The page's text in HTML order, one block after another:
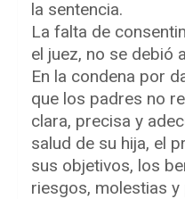
la sentencia.
La falta de
el juez, no se debió
En la condena por
que los padres no
clara, precisa y
salud de su hija, el
sus objetivos, los
riesgos, molestias